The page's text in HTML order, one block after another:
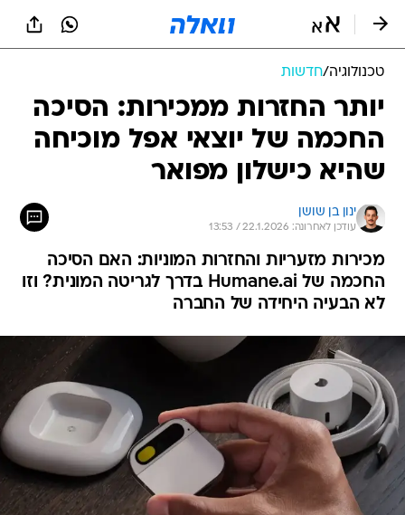
טכנולוגיה/חדשות
יותר החזרות ממכירות: הסיכה
החכמה של יוצאי אפל מוכיחה
שהיא כישלון מפואר
ינון בן שושן
עודכן לאחרונה: 22.1.2026 / 13:53
מכירות מזעריות והחזרות המוניות: האם הסיכה
החכמה של Humane.ai בדרך לגריטה המונית? וזו
לא הבעיה היחידה של החברה